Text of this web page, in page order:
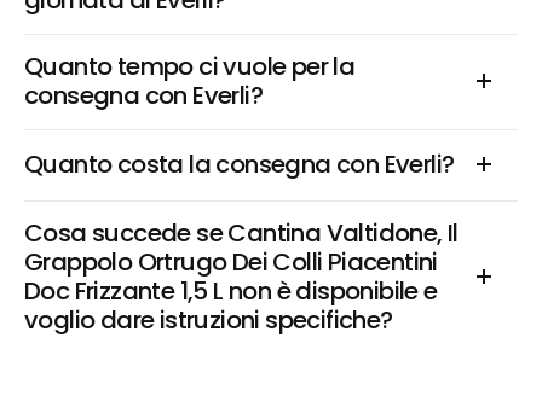
Quanto tempo ci vuole per la
consegna con Everli?
Quanto costa la consegna con Everli?
Cosa succede se Cantina Valtidone, Il
Grappolo Ortrugo Dei Colli Piacentini
Doc Frizzante 1,5 L non è disponibile e
voglio dare istruzioni specifiche?